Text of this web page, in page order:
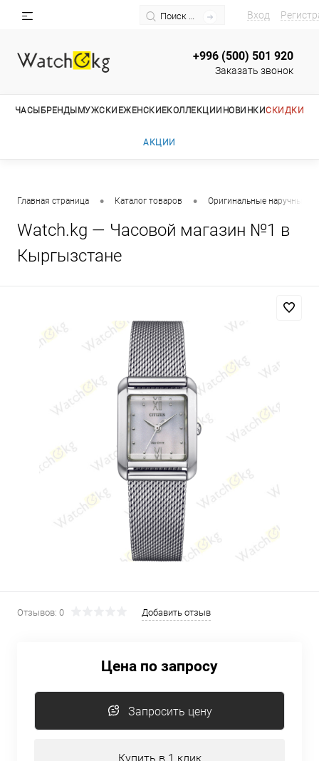
Вход
+996 (500) 501 920
Заказать звонок
ЧАСЫ БРЕНДЫ МУЖСКИЕЖЕНСКИЕКОЛЛЕКЦИИ НОВИНКИСКИДКИ
АКЦИИ
Главная страница • Каталог товаров • Оригинальные наручные
Watch.kg — Часовой магазин №1 в
Кыргызстане
Отзывов: 0 Добавить отзыв
Цена по запросу
Запросить цену